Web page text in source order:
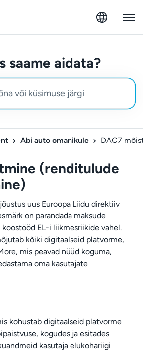
saame aidata?
Abi auto omanikule DAC7
(renditulude
uus Euroopa Liidu direktiiv
on parandada maksude
koostööd EL-i liikmesriikide vahel.
kõiki digitaalseid platvorme,
mis peavad nüüd koguma,
oma kasutajate
kohustab digitaalseid platvorme
kogudes ja esitades
kasutaja elukohariigi